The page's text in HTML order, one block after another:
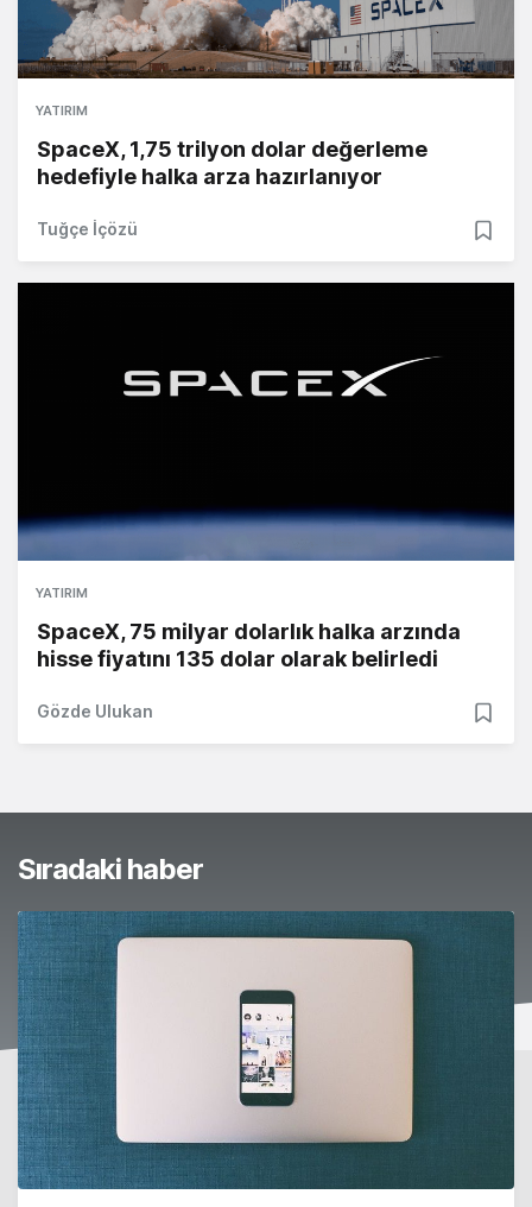
YATIRIM
SpaceX, 1,75 trilyon dolar değerleme
hedefiyle halka arza hazırlanıyor
Tuğçe İçözü
YATIRIM
SpaceX, 75 milyar dolarlık halka arzında
hisse fiyatını 135 dolar olarak belirledi
Gözde Ulukan
Sıradaki haber